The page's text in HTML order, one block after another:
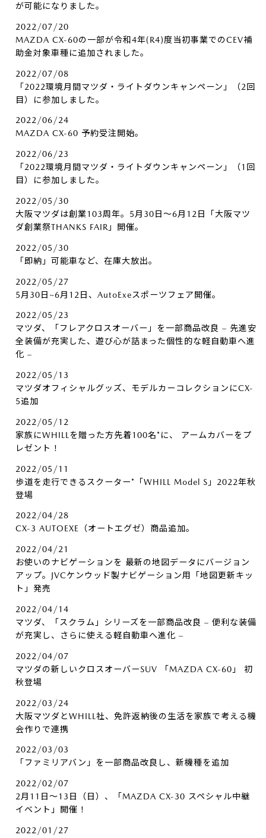
が可能になりました。
2022/07/20
MAZDA CX-60の一部が令和4年(R4)度当初事業でのCEV補
助金対象車種に追加されました。
2022/07/08
「2022環境月間マツダ・ライトダウンキャンペーン」（2回
目）に参加しました。
2022/06/24
MAZDA CX-60 予約受注開始。
2022/06/23
「2022環境月間マツダ・ライトダウンキャンペーン」（1回
目）に参加しました。
2022/05/30
大阪マツダは創業103周年。5月30日～6月12日「大阪マツ
ダ創業祭THANKS FAIR」開催。
2022/05/30
「即納」可能車など、在庫大放出。
2022/05/27
5月30日~6月12日、AutoExeスポーツフェア開催。
2022/05/23
マツダ、「フレアクロスオーバー」を一部商品改良 – 先進安
全装備が充実した、遊び心が詰まった個性的な軽自動車へ進
化 –
2022/05/13
マツダオフィシャルグッズ、モデルカーコレクションにCX-
5追加
2022/05/12
家族にWHILLを贈った方先着100名*に、​ アームカバーをプ
レゼント！
2022/05/11
歩道を走行できるスクーター*「WHILL Model S」2022年秋
登場
2022/04/28
CX-3 AUTOEXE（オートエグゼ）商品追加。
2022/04/21
お使いのナビゲーションを 最新の地図データにバージョン
アップ。JVCケンウッド製ナビゲーション用「地図更新キッ
ト」発売
2022/04/14
マツダ、「スクラム」シリーズを一部商品改良 – 便利な装備
が充実し、さらに使える軽自動車へ進化 –
2022/04/07
マツダの新しいクロスオーバーSUV 「MAZDA CX-60」 初
秋登場
2022/03/24
大阪マツダとWHILL社、免許返納後の生活を家族で考える機
会作りで連携
2022/03/03
「ファミリアバン」を一部商品改良し、新機種を追加
2022/02/07
2月11日～13日（日）、「MAZDA CX-30 スペシャル中継
イベント」開催！
2022/01/27